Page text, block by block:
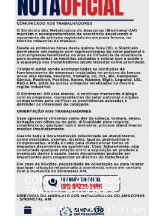
COMUNICADO AOS
TRABALHADORES
julho 16, 2026